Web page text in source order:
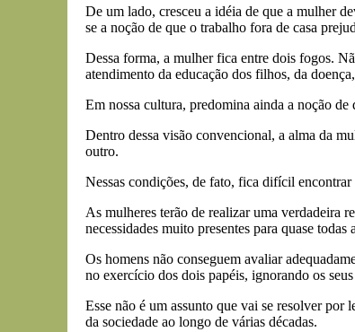
De um lado, cresceu a idéia de que a mulher
se a noção de que o trabalho fora de casa
Dessa forma, a mulher fica entre dois fogos.
atendimento da educação dos filhos, da
Em nossa cultura, predomina ainda a noção
Dentro dessa visão convencional, a alma da
outro.
Nessas condições, de fato, fica difícil
As mulheres terão de realizar uma verdadeira
necessidades muito presentes para quase
Os homens não conseguem avaliar
no exercício dos dois papéis, ignorando os
Esse não é um assunto que vai se resolver por
da sociedade ao longo de várias décadas.